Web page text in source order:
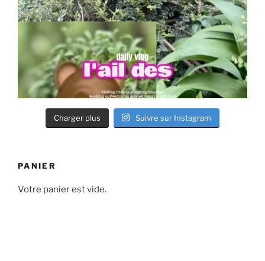
Charger plus Suivre sur Instagram
PANIER
Votre panier est vide.